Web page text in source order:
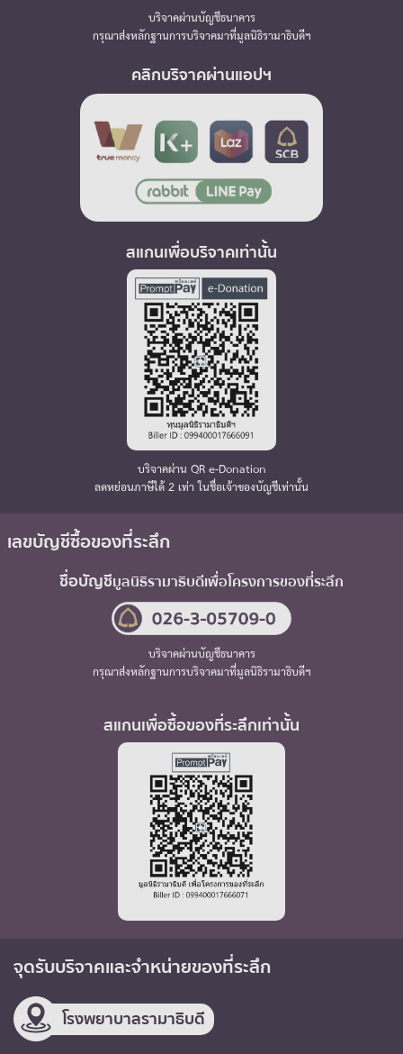
บริจาคผ่านบัญชีธนาคาร
กรุณาส่งหลักฐานการบริจาคมาที่มูลนิธิรามาธิบดีฯ
คลิกบริจาคผ่านแอปฯ
สแกนเพื่อบริจาคเท่านั้น
บริจาคผ่าน QR e-Donation
ลดหย่อนภาษีได้ 2 เท่า ในชื่อเจ้าของบัญชีเท่านั้น
เลขบัญชีซื้อของที่ระลึก
ชื่อบัญชีมูลนิธิรามาธิบดีเพื่อโครงการของที่ระลึก
บริจาคผ่านบัญชีธนาคาร
กรุณาส่งหลักฐานการบริจาคมาที่มูลนิธิรามาธิบดีฯ
สแกนเพื่อซื้อของที่ระลึกเท่านั้น
จุดรับบริจาคและจำหน่ายของที่ระลึก
โรงพยาบาลรามาธิบดี